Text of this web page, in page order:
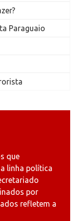
Paraguaio
que
linha política
por
refletem a